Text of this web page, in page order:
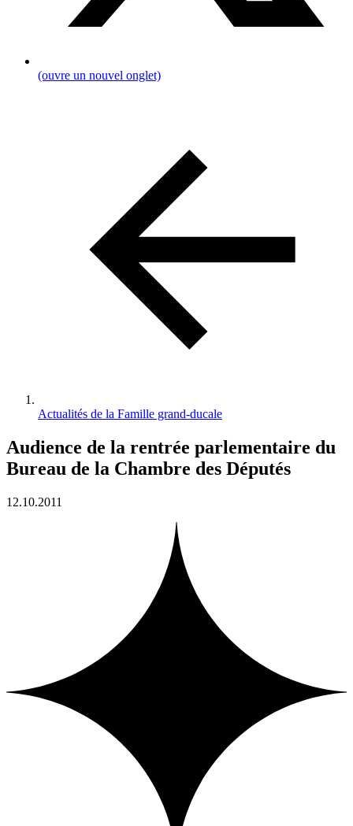
(ouvre un nouvel onglet)
Actualités de la Famille grand-ducale
Audience de la rentrée parlementaire du
Bureau de la Chambre des Députés
12.10.2011